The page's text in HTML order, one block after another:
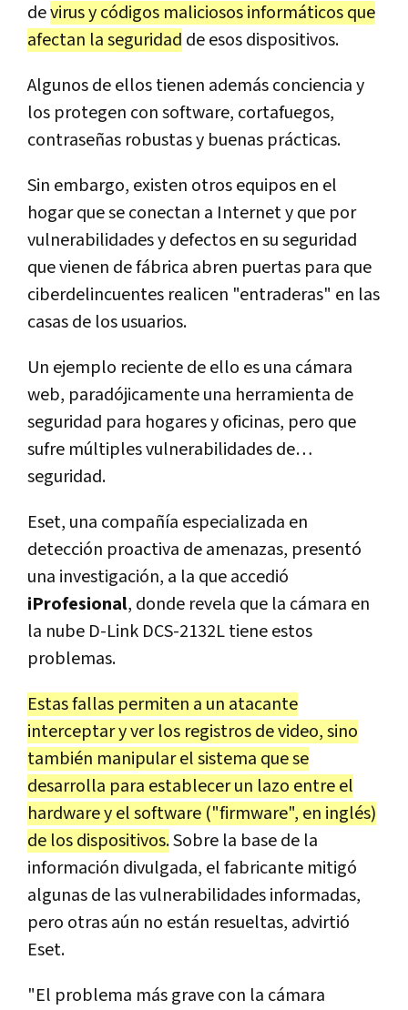
devirus y códigos maliciosos informáticos que
afectan la seguridad de esos dispositivos.
Algunos de ellos tienen además conciencia y
los protegen con software, cortafuegos,
contraseñas robustas y buenas prácticas.
Sin embargo, existen otros equipos en el
hogar que se conectan a Internet y que por
vulnerabilidades y defectos en su seguridad
que vienen de fábrica abren puertas para que
ciberdelincuentes realicen "entraderas" en las
casas de los usuarios.
Un ejemplo reciente de ello es una cámara
web, paradójicamente una herramienta de
seguridad para hogares y oficinas, pero que
sufre múltiples vulnerabilidades de…
seguridad.
Eset, una compañía especializada en
detección proactiva de amenazas, presentó
una investigación, a la que accedió
iProfesional, donde revela que la cámara en
la nube D-Link DCS-2132L tiene estos
problemas.
Estas fallas permiten a un atacante
interceptar y ver los registros de video, sino
también manipular el sistema que se
desarrolla para establecer un lazo entre el
hardware y el software ("firmware", en inglés)
de los dispositivos.Sobre la base de la
información divulgada, el fabricante mitigó
algunas de las vulnerabilidades informadas,
pero otras aún no están resueltas, advirtió
Eset.
"El problema más grave con la cámara